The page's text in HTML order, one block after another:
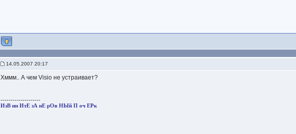
14.05.2007 20:17
Хммм.. А чем Visio не устраивает?
--------------------
ИзВ ин ИтЕ зА нЕ рОв НЫй П оч ЕРк